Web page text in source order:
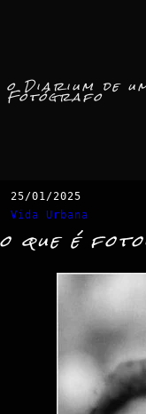
o Diarium de
Fotógrafo
25/01/2025
Vida Urbana
o que é